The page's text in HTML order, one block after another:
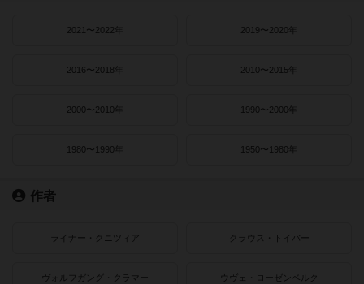
2021〜2022年 2019〜2020年
2016〜2018年 2010〜2015年
2000〜2010年 1990〜2000年
1980〜1990年 1950〜1980年
作者
ライナー・クニツィア クラウス・トイバー
ヴォルフガング・クラマー ウヴェ・ローゼンベルク